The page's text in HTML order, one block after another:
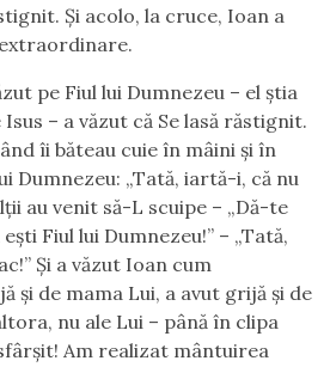
Și acolo, la cruce, Ioan a
pe Fiul lui Dumnezeu – el știa
– a văzut că Se lasă răstignit.
îi băteau cuie în mâini și în
Dumnezeu: „Tată, iartă-i, că nu
au venit să-L scuipe – „Dă-te
Fiul lui Dumnezeu!” – „Tată,
Și a văzut Ioan cum
și de mama Lui, a avut grijă și de
nu ale Lui – până în clipa
Am realizat mântuirea